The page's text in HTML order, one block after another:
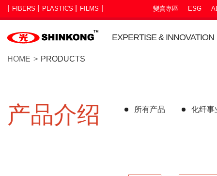
FIBERS PLASTICS FILMS 變賣專區 ESG
EXPERTISE & INNOVATION
HOME PRODUCTS
产品介绍 所有产品 化纤事